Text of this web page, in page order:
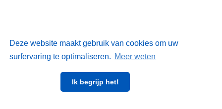
Deze website maakt gebruik van cookies om uw
surfervaring te optimaliseren. Meer weten
Ik begrijp het!